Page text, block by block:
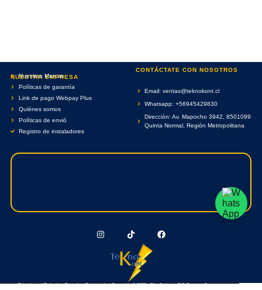
NUESTRA EMPRESA
Nuestras Marcas
Políticas de garantía
Link de pago Webpay Plus
Quiénes somos
Políticas de envió
Registro de instaladores
CONTÁCTATE CON NOSOTROS
Email: ventas@teknokont.cl
Whatsapp: +56945429830
Dirección: Av. Mapocho 3942, 8501099
Quinta Normal, Región Metropolitana
Teknokont.cl Todos Los Derechos Reservados. Copyright © 2026 - Diseñado por RC Creative Systems